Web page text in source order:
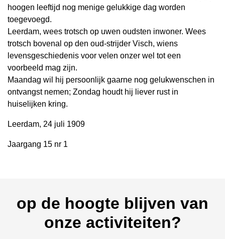
hoogen leeftijd nog menige gelukkige dag worden
toegevoegd.
Leerdam, wees trotsch op uwen oudsten inwoner. Wees
trotsch bovenal op den oud-strijder Visch, wiens
levensgeschiedenis voor velen onzer wel tot een
voorbeeld mag zijn.
Maandag wil hij persoonlijk gaarne nog gelukwenschen in
ontvangst nemen; Zondag houdt hij liever rust in
huiselijken kring.
Leerdam, 24 juli 1909
Jaargang 15 nr 1
op de hoogte blijven van
onze activiteiten?